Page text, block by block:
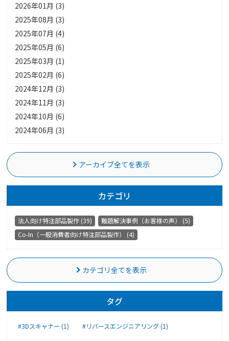
2026年01月 (3)
2025年08月 (3)
2025年07月 (4)
2025年05月 (6)
2025年03月 (1)
2025年02月 (6)
2024年12月 (3)
2024年11月 (3)
2024年10月 (6)
2024年06月 (3)
アーカイブ全てを表示
カテゴリ
法人向け特注部品製作 (39)
難題解決事例（お客様の声） (5)
Co-In（一般消費者向け特注部品製作） (4)
カテゴリ全てを表示
タグ
#3Dスキャナー (1) #リバースエンジニアリング (1)